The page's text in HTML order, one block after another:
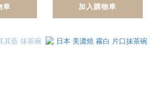
車 加入購物車